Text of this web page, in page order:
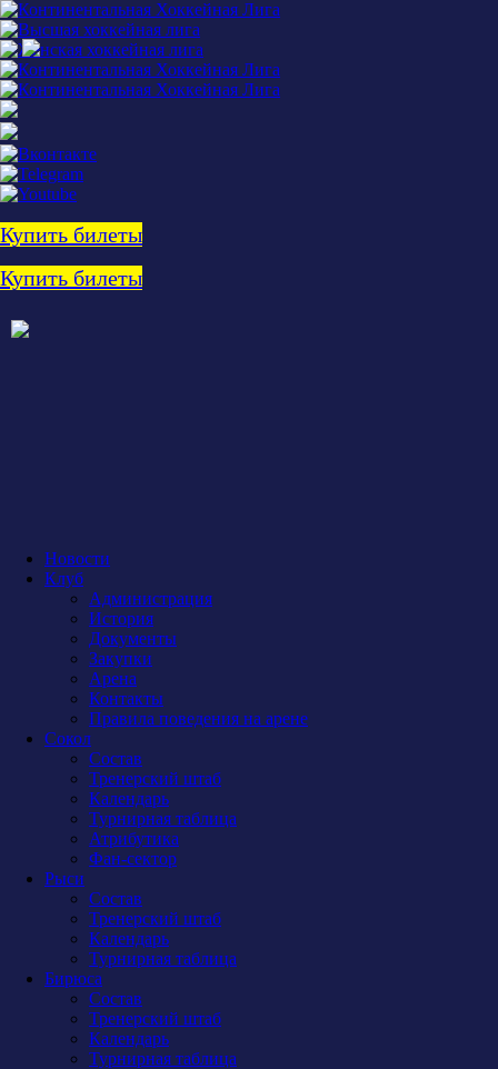
Купить билеты
Купить билеты
Новости
Клуб
Администрация
История
Документы
Закупки
Арена
Контакты
Правила поведения на арене
Сокол
Состав
Тренерский штаб
Календарь
Турнирная таблица
Атрибутика
Фан-сектор
Рыси
Состав
Тренерский штаб
Календарь
Турнирная таблица
Бирюса
Состав
Тренерский штаб
Календарь
Турнирная таблица